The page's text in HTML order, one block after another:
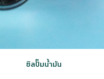
ซิลปั๊มน้ำมัน